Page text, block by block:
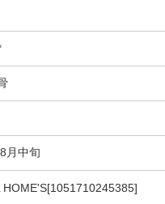
月中旬
HOME'S[1051710245385]